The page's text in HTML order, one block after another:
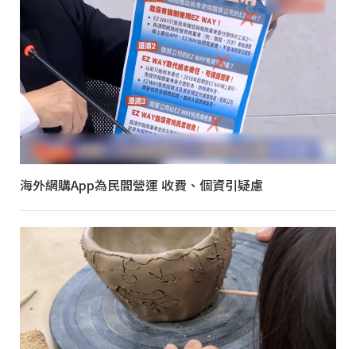
海外網購App為民間營運 收費、個資引疑慮